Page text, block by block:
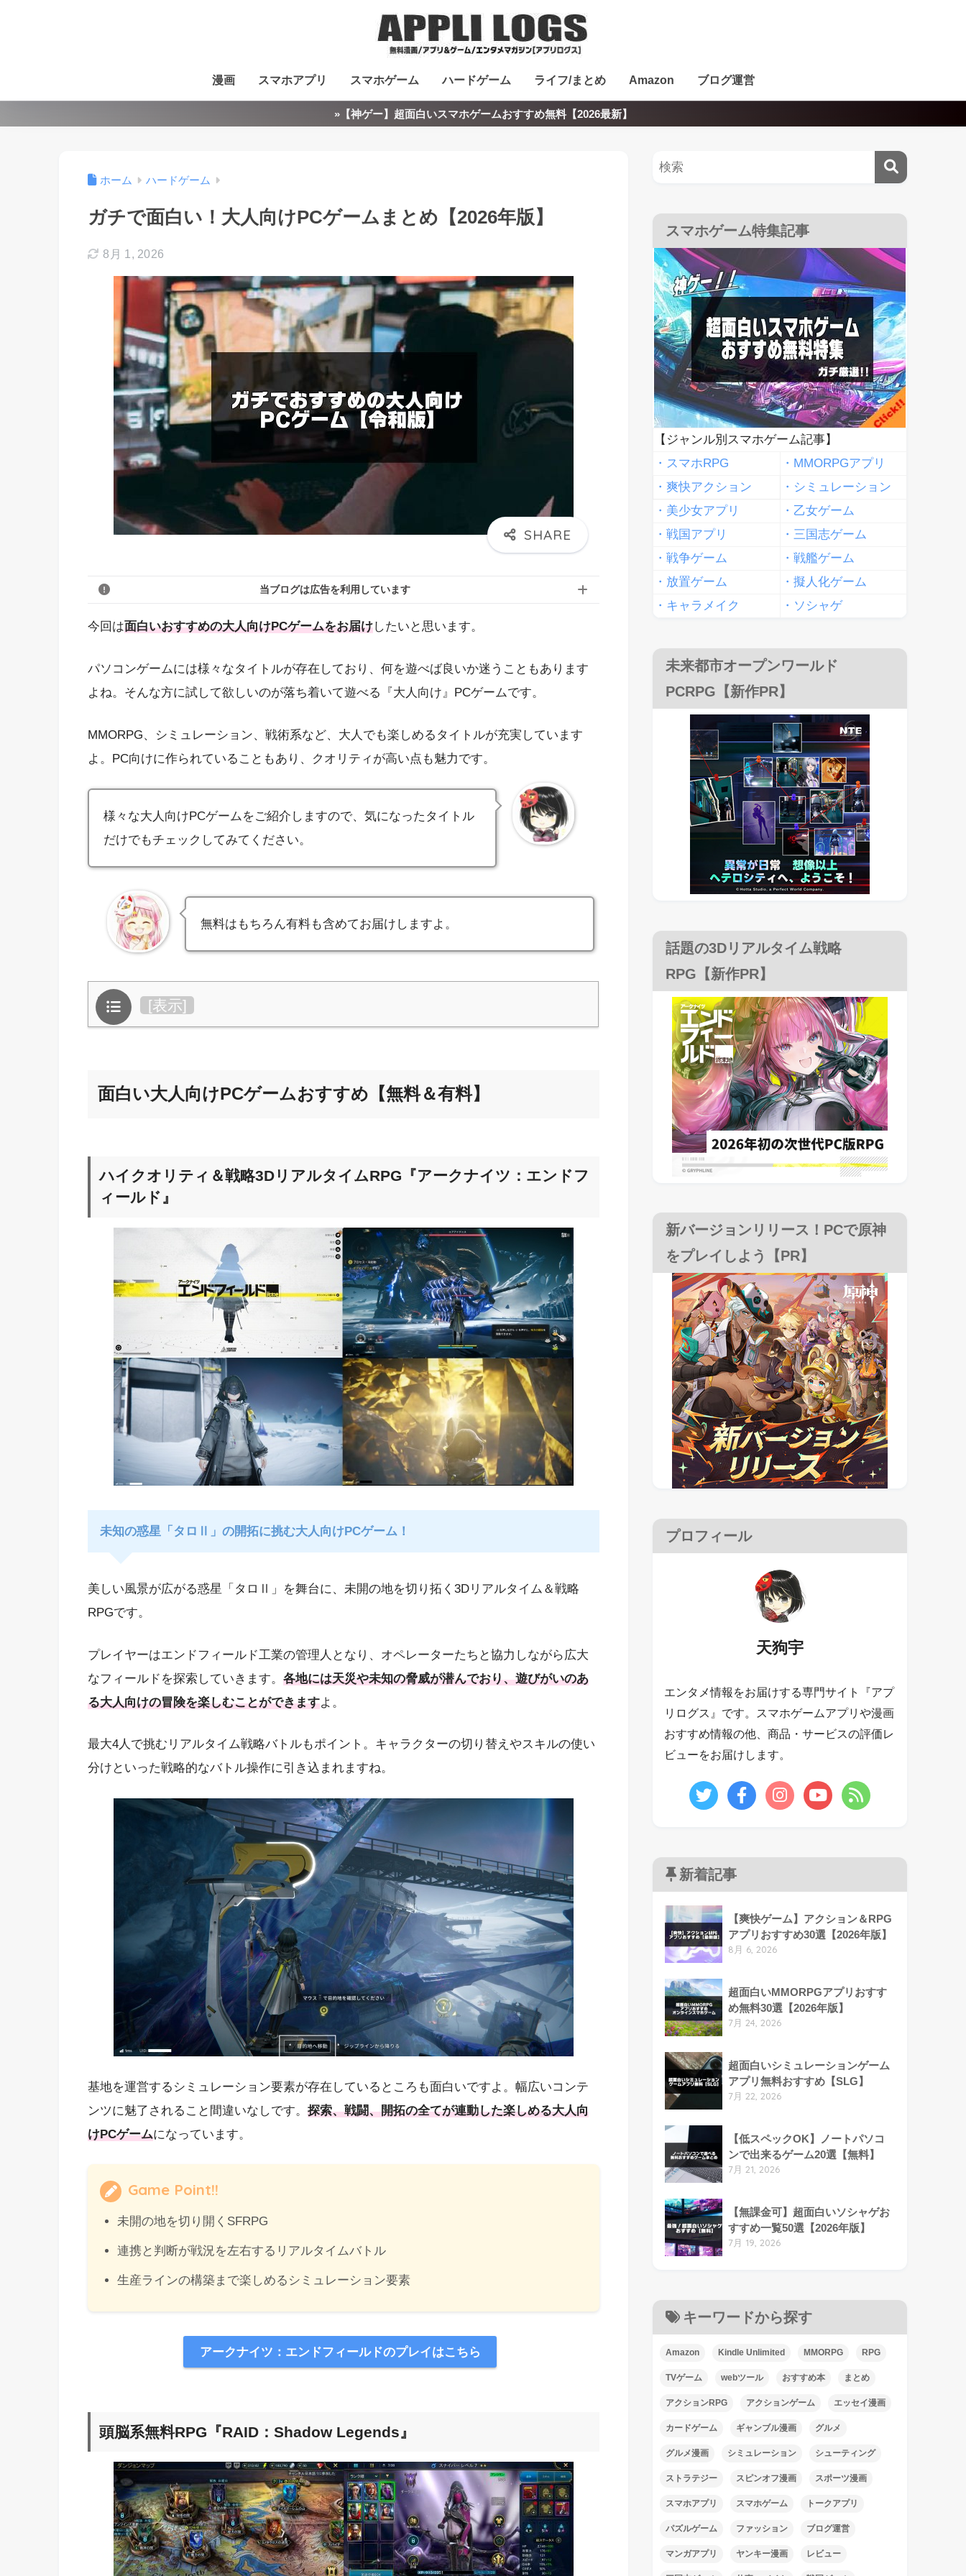
漫画 スマホアプリ スマホゲーム ハードゲーム ライフ/まとめ Amazon ブログ運営
»【神ゲー】超面白いスマホゲームおすすめ無料【2026最新】
ホーム ハードゲーム
ガチで面白い！大人向けPCゲームまとめ【2026年版】
8月 1, 2026
当ブログは広告を利用しています
今回は面白いおすすめの大人向けPCゲームをお届けしたいと思います。
パソコンゲームには様々なタイトルが存在しており、何を遊べば良いか迷うこともあります
よね。そんな方に試して欲しいのが落ち着いて遊べる『大人向け』PCゲームです。
MMORPG、シミュレーション、戦術系など、大人でも楽しめるタイトルが充実しています
よ。PC向けに作られていることもあり、クオリティが高い点も魅力です。
様々な大人向けPCゲームをご紹介しますので、気になったタイトル
だけでもチェックしてみてください。
無料はもちろん有料も含めてお届けしますよ。
目次 [表示]
面白い大人向けPCゲームおすすめ【無料＆有料】
ハイクオリティ＆戦略3DリアルタイムRPG『アークナイツ：エンドフ
ィールド』
未知の惑星「タロⅡ」の開拓に挑む大人向けPCゲーム！
美しい風景が広がる惑星「タロⅡ」を舞台に、未開の地を切り拓く3Dリアルタイム＆戦略
RPGです。
プレイヤーはエンドフィールド工業の管理人となり、オペレーターたちと協力しながら広大
なフィールドを探索していきます。 各地には天災や未知の脅威が潜んでおり、遊びがいのあ
る大人向けの冒険を楽しむことができますよ。
最大4人で挑むリアルタイム戦略バトルもポイント。キャラクターの切り替えやスキルの使い
分けといった戦略的なバトル操作に引き込まれますね。
基地を運営するシミュレーション要素が存在しているところも面白いですよ。幅広いコンテ
ンツに魅了されること間違いなしです。 探索、戦闘、開拓の全てが連動した楽しめる大人向
けPCゲームになっています。
Game Point!!
未開の地を切り開くSFRPG
連携と判断が戦況を左右するリアルタイムバトル
生産ラインの構築まで楽しめるシミュレーション要素
アークナイツ：エンドフィールドのプレイはこちら
頭脳系無料RPG『RAID：Shadow Legends』
スマホゲーム特集記事
【ジャンル別スマホゲーム記事】
・スマホRPG
・MMORPGアプリ
・爽快アクション
・シミュレーション
・美少女アプリ
・乙女ゲーム
・戦国アプリ
・三国志ゲーム
・戦争ゲーム
・戦艦ゲーム
・放置ゲーム
・擬人化ゲーム
・キャラメイク
・ソシャゲ
未来都市オープンワールド
PCRPG【新作PR】
話題の3Dリアルタイム戦略
RPG【新作PR】
新バージョンリリース！PCで原神
をプレイしよう【PR】
プロフィール
天狗宇
エンタメ情報をお届けする専門サイト『アプ
リログス』です。スマホゲームアプリや漫画
おすすめ情報の他、商品・サービスの評価レ
ビューをお届けします。
新着記事
【爽快ゲーム】アクション＆RPG
アプリおすすめ30選【2026年版】
8月 6, 2026
超面白いMMORPGアプリおすす
め無料30選【2026年版】
7月 24, 2026
超面白いシミュレーションゲーム
アプリ無料おすすめ【SLG】
7月 22, 2026
【低スペックOK】ノートパソコ
ンで出来るゲーム20選【無料】
7月 21, 2026
【無課金可】超面白いソシャゲお
すすめ一覧50選【2026年版】
7月 19, 2026
キーワードから探す
Amazon Kindle Unlimited MMORPG RPG
TVゲーム webツール おすすめ本 まとめ
アクションRPG アクションゲーム エッセイ漫画
カードゲーム ギャンブル漫画 グルメ
グルメ漫画 シミュレーション シューティング
ストラテジー スピンオフ漫画 スポーツ漫画
スマホアプリ スマホゲーム トークアプリ
パズルゲーム ファッション ブログ運営
マンガアプリ ヤンキー漫画 レビュー